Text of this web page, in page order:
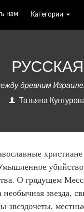
нам Категории
древним
Татьяна
О грядущем
звезда,
звездочеты,